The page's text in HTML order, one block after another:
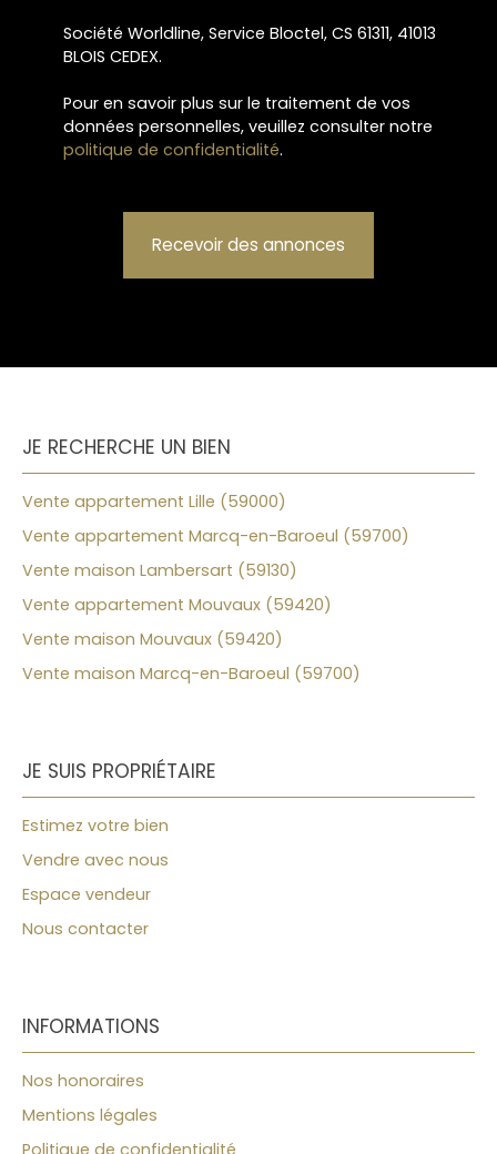
Société Worldline, Service Bloctel, CS 61311, 41013
BLOIS CEDEX.
Pour en savoir plus sur le traitement de vos
données personnelles, veuillez consulter notre
politique de confidentialité.
Recevoir des annonces
JE RECHERCHE UN BIEN
Vente appartement Lille (59000)
Vente appartement Marcq-en-Baroeul (59700)
Vente maison Lambersart (59130)
Vente appartement Mouvaux (59420)
Vente maison Mouvaux (59420)
Vente maison Marcq-en-Baroeul (59700)
JE SUIS PROPRIÉTAIRE
Estimez votre bien
Vendre avec nous
Espace vendeur
Nous contacter
INFORMATIONS
Nos honoraires
Mentions légales